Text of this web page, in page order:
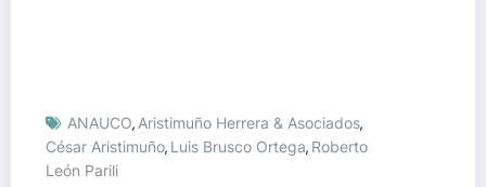
ANAUCO, Aristimuño Herrera & Asociados,
César Aristimuño, Luis Brusco Ortega, Roberto
León Parili